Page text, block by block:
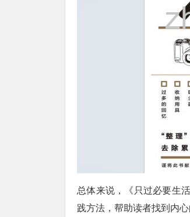
总体来说，《只过必要生
践方法，帮助读者找到内